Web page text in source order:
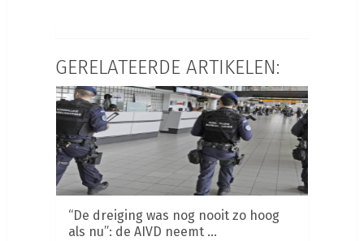
GERELATEERDE ARTIKELEN:
“De dreiging was nog nooit zo hoog
als nu”: de AIVD neemt …